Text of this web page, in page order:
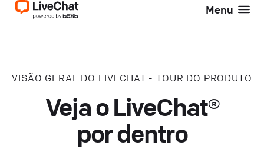
Menu
VISÃO GERAL DO LIVECHAT - TOUR DO PRODUTO
Veja o LiveChat®
por dentro